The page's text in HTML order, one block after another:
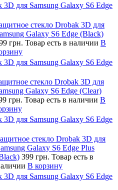
для Samsung Galaxy S6 Edge
стекло Drobak 3D для
Galaxy S6 Edge (Black)
грн. Товар есть в наличии В
для Samsung Galaxy S6 Edge
стекло Drobak 3D для
Galaxy S6 Edge (Clear)
грн. Товар есть в наличии В
для Samsung Galaxy S6 Edge
стекло Drobak 3D для
Galaxy S6 Edge Plus
399 грн. Товар есть в
В корзину
для Samsung Galaxy S6 Edge